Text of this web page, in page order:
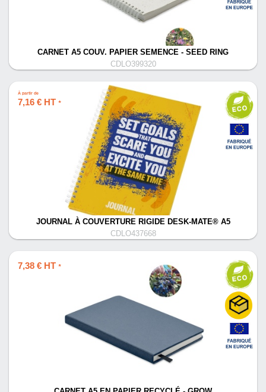
CARNET A5 COUV. PAPIER SEMENCE - SEED RING
CDLO399320
À partir de
7,16 € HT *
JOURNAL À COUVERTURE RIGIDE DESK-MATE® A5
CDLO437668
7,38 € HT *